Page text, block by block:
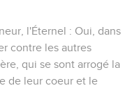
l'Éternel : Oui, dans
contre les autres
qui se sont arrogé la
de leur coeur et le